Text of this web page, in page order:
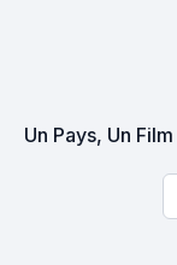
Un Pays, Un Film